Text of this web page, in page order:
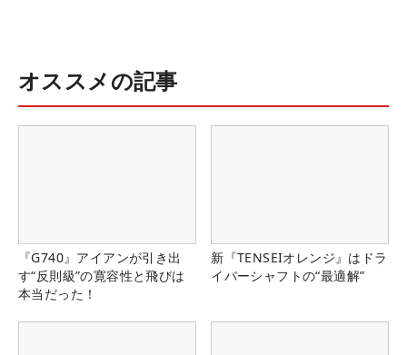
オススメの記事
『G740』アイアンが引き出
す“反則級”の寛容性と飛びは
本当だった！
新『TENSEIオレンジ』はドラ
イバーシャフトの“最適解”